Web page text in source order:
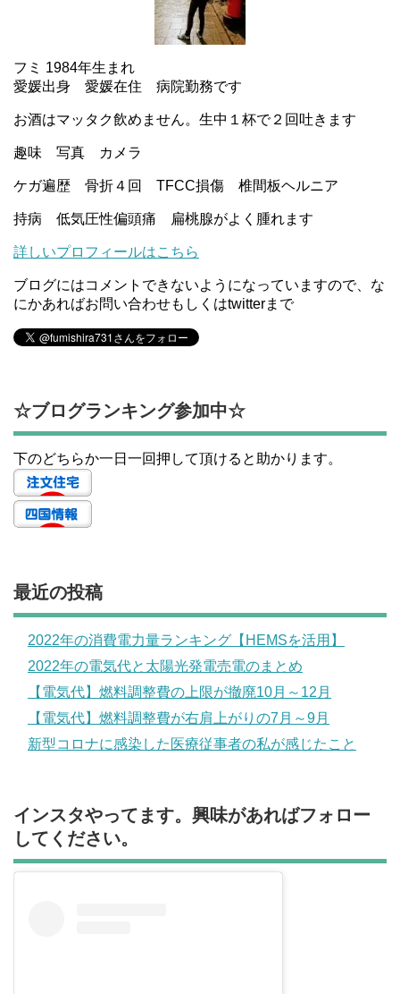
フミ 1984年生まれ
愛媛出身 愛媛在住 病院勤務です
お酒はマッタク飲めません。生中１杯で２回吐きます
趣味 写真 カメラ
ケガ遍歴 骨折４回 TFCC損傷 椎間板ヘルニア
持病 低気圧性偏頭痛 扁桃腺がよく腫れます
詳しいプロフィールはこちら
ブログにはコメントできないようになっていますので、な
にかあればお問い合わせもしくはtwitterまで
☆ブログランキング参加中☆
下のどちらか一日一回押して頂けると助かります。
最近の投稿
2022年の消費電力量ランキング【HEMSを活用】
2022年の電気代と太陽光発電売電のまとめ
【電気代】燃料調整費の上限が撤廃10月～12月
【電気代】燃料調整費が右肩上がりの7月～9月
新型コロナに感染した医療従事者の私が感じたこと
インスタやってます。興味があればフォロー
してください。